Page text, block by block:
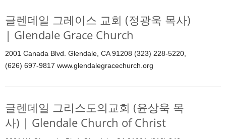
글렌데일 그레이스 교회 (정광욱 목사)
| Glendale Grace Church
2001 Canada Blvd. Glendale, CA 91208 (323) 228-5220,
(626) 697-9817 www.glendalegracechurch.org
글렌데일 그리스도의교회 (윤상욱 목
사) | Glendale Church of Christ